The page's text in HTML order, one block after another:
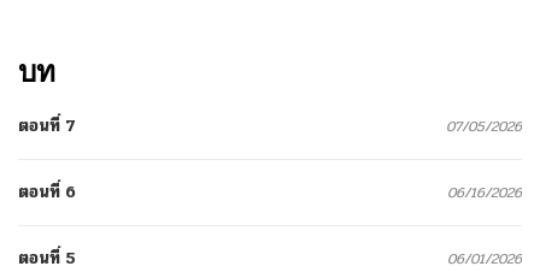
บท
ตอนที่ 7 07/05/2026
ตอนที่ 6 06/16/2026
ตอนที่ 5 06/01/2026